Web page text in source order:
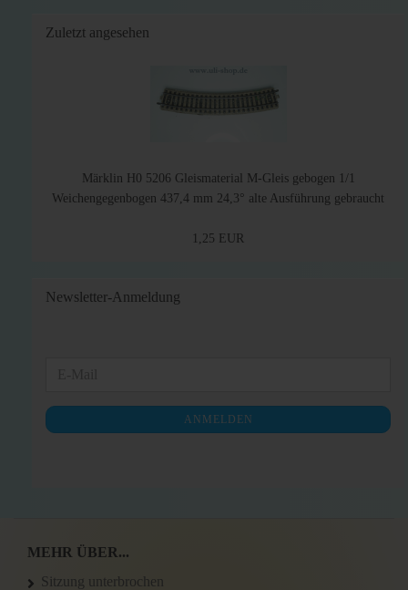
Zuletzt angesehen
Märklin H0 5206 Gleismaterial M-Gleis gebogen 1/1
Weichengegenbogen 437,4 mm 24,3° alte Ausführung gebraucht
1,25 EUR
Newsletter-Anmeldung
NEWSLETTER-
ANMELDUNG
ANMELDEN
MEHR ÜBER...
Sitzung unterbrochen